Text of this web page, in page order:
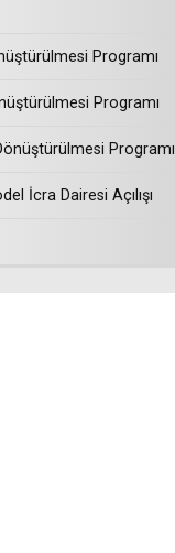
Programı
Programı
Programı
İcra Dairesi Açılışı